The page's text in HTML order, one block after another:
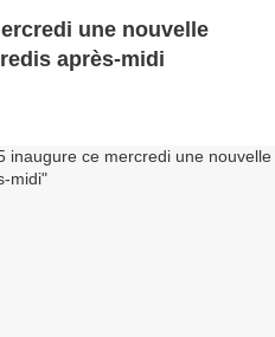
une nouvelle
après-midi